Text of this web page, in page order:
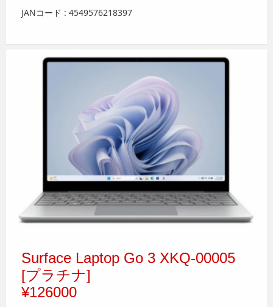
JANコード : 4549576218397
Surface Laptop Go 3 XKQ-00005
[プラチナ]
¥126000